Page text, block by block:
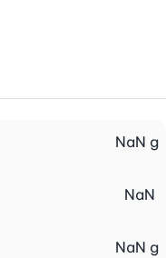
NaN g
NaN
NaN g